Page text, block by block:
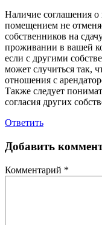
Наличие соглашения
помещением не
собственников на
проживании в вашей
если с другими
может случиться так,
отношения с
Также следует
согласия других
Ответить
Добавить
Комментарий *